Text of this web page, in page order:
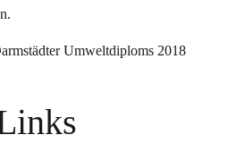
Umweltdiploms 2018